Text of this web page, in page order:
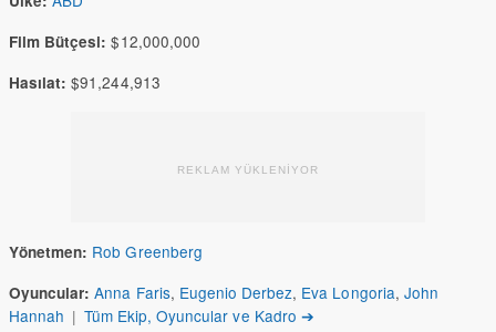
Film Bütçesi: $12,000,000
Hasılat: $91,244,913
REKLAM YÜKLENİYOR
Yönetmen: Rob Greenberg
Oyuncular: Anna Faris, Eugenio Derbez, Eva Longoria, John
Hannah | Tüm Ekip, Oyuncular ve Kadro ➔